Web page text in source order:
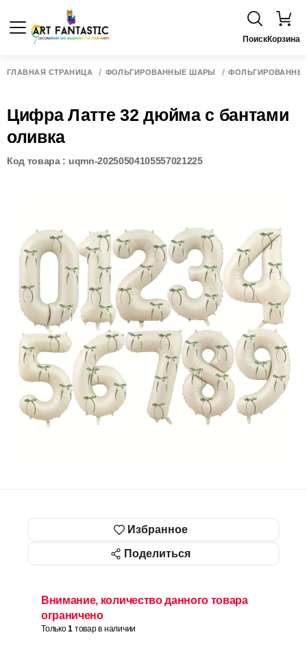
ПоискКорзина
ГЛАВНАЯ СТРАНИЦА ФОЛЬГИРОВАННЫЕ ШАРЫ
Цифра Латте 32 дюйма с бантами
оливка
Код товара : uqmn-20250504105557021225
Избранное
Поделиться
Внимание, количество данного товара
ограничено
Только1 товар в наличии